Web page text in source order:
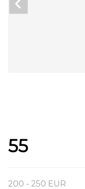
55
200 - 250 EUR